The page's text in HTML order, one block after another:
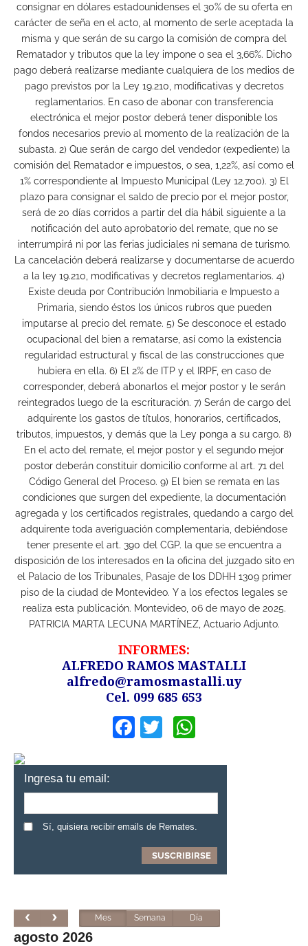
consignar en dólares estadounidenses el 30% de su oferta en
carácter de seña en el acto, al momento de serle aceptada la
misma y que serán de su cargo la comisión de compra del
Rematador y tributos que la ley impone o sea el 3,66%. Dicho
pago deberá realizarse mediante cualquiera de los medios de
pago previstos por la Ley 19.210, modificativas y decretos
reglamentarios. En caso de abonar con transferencia
electrónica el mejor postor deberá tener disponible los
fondos necesarios previo al momento de la realización de la
subasta. 2) Que serán de cargo del vendedor (expediente) la
comisión del Rematador e impuestos, o sea, 1,22%, así como el
1% correspondiente al Impuesto Municipal (Ley 12.700). 3) El
plazo para consignar el saldo de precio por el mejor postor,
será de 20 días corridos a partir del día hábil siguiente a la
notificación del auto aprobatorio del remate, que no se
interrumpirá ni por las ferias judiciales ni semana de turismo.
La cancelación deberá realizarse y documentarse de acuerdo
a la ley 19.210, modificativas y decretos reglamentarios. 4)
Existe deuda por Contribución Inmobiliaria e Impuesto a
Primaria, siendo éstos los únicos rubros que pueden
imputarse al precio del remate. 5) Se desconoce el estado
ocupacional del bien a rematarse, así como la existencia
regularidad estructural y fiscal de las construcciones que
hubiera en ella. 6) El 2% de ITP y el IRPF, en caso de
corresponder, deberá abonarlos el mejor postor y le serán
reintegrados luego de la escrituración. 7) Serán de cargo del
adquirente los gastos de títulos, honorarios, certificados,
tributos, impuestos, y demás que la Ley ponga a su cargo. 8)
En el acto del remate, el mejor postor y el segundo mejor
postor deberán constituir domicilio conforme al art. 71 del
Código General del Proceso. 9) El bien se remata en las
condiciones que surgen del expediente, la documentación
agregada y los certificados registrales, quedando a cargo del
adquirente toda averiguación complementaria, debiéndose
tener presente el art. 390 del CGP. la que se encuentra a
disposición de los interesados en la oficina del juzgado sito en
el Palacio de los Tribunales, Pasaje de los DDHH 1309 primer
piso de la ciudad de Montevideo. Y a los efectos legales se
realiza esta publicación. Montevideo, 06 de mayo de 2025.
PATRICIA MARTA LECUNA MARTÍNEZ, Actuario Adjunto.
INFORMES:
ALFREDO RAMOS MASTALLI
alfredo@ramosmastalli.uy
Cel. 099 685 653
Facebook
Twitter
Ingresa tu email:
Sí, quisiera recibir emails de Remates.
Mes Semana Día
agosto 2026